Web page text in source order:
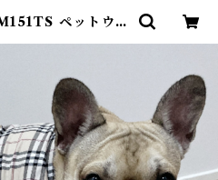
ペットウェ
ルドック孔明